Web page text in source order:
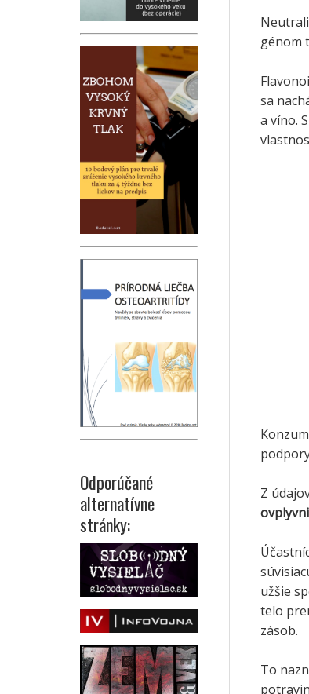
génom
sa
a víno.
Z
užšie
telo
zásob.
To
Odporúčané
alternatívne
stránky: